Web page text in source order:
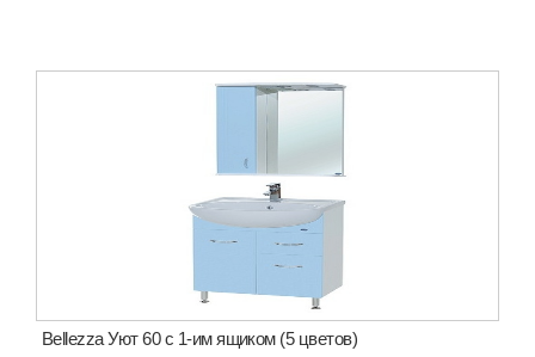
Bellezza Уют 60 с 1-им ящиком (5 цветов)